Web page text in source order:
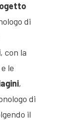
di
, con la
e le
,
di
il